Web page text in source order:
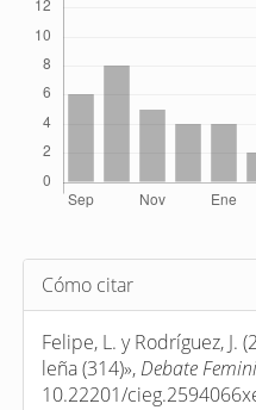
Detalles
del
artículo
Cómo citar
Felipe, L. y Rodríguez, J.
leña (314)», Debate
10.22201/